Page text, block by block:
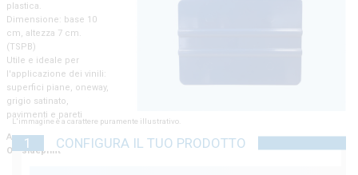
plastica.
Dimensione: base 10
cm, altezza 7 cm.
(TSPB)
Utile e ideale per
l'applicazione dei vinili:
superfici piane, oneway,
grigio satinato,
pavimenti e pareti
Acquista ora i prodotti di
Outsideprint
L'immagine è a carattere puramente illustrativo.
1 CONFIGURA IL TUO PRODOTTO